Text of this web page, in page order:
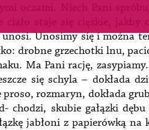
oczami. Niech Pani
ciało staje się ciężkie,
Unosimy się i można
drobne grzechotki lnu,
Ma Pani rację,
się schyla – dokłada
rozmaryn, dokłada
chodzi, skubie gałązki
jabłoni z papierówką